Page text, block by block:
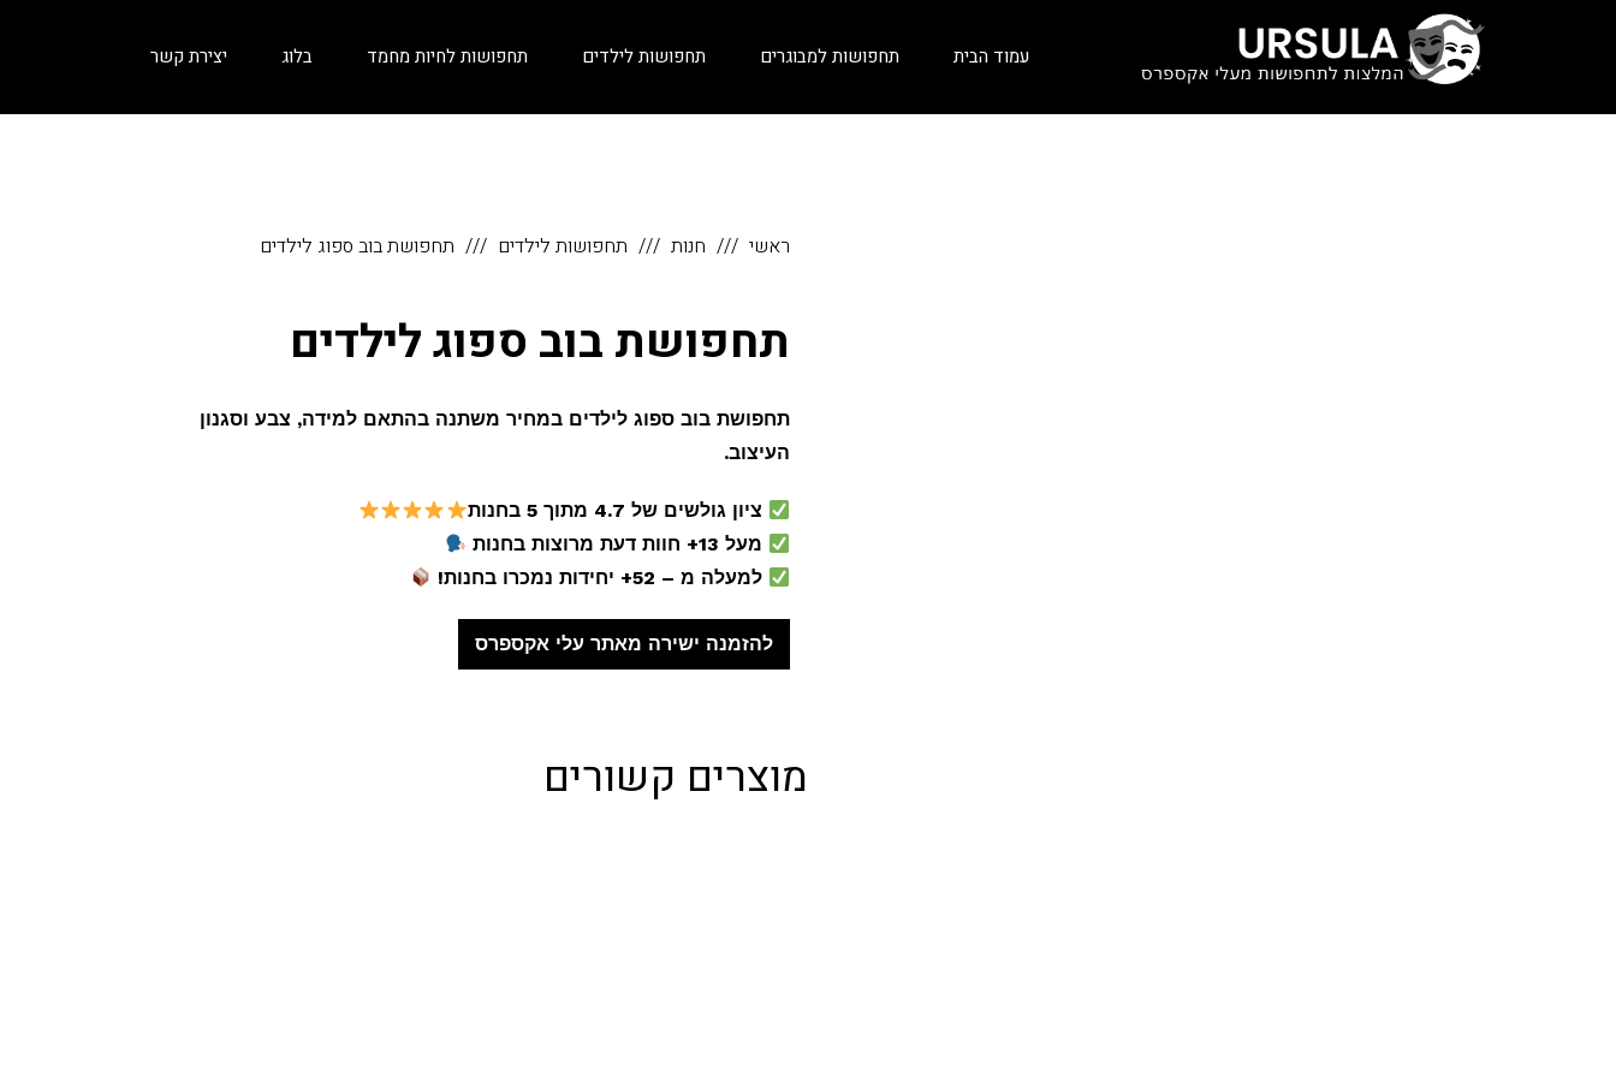
עמוד הבית תחפושות למבוגרים תחפושות לילדים תחפושות לחיות מחמד בלוג יצירת קשר
ראשי חנות תחפושות לילדים תחפושת בוב ספוג לילדים
תחפושת בוב ספוג לילדים
תחפושת בוב ספוג לילדים במחיר משתנה בהתאם למידה, צבע וסגנון
העיצוב.
ציון גולשים של 4.7 מתוך 5 בחנות
מעל 13+ חוות דעת מרוצות בחנות
למעלה מ – 52+ יחידות נמכרו בחנות!
להזמנה ישירה מאתר עלי אקספרס
מוצרים קשורים